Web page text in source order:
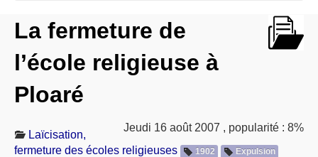
LAICITHÈQUE
À PROPOS
* [ connexion Adhérents ]
La fermeture de
l’école religieuse à
Ploaré
Jeudi 16 août 2007 , popularité : 8%
Laïcisation,
fermeture des écoles religieuses
1902 Expulsion